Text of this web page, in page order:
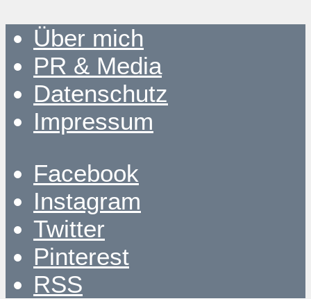
Über mich
PR & Media
Datenschutz
Impressum
Facebook
Instagram
Twitter
Pinterest
RSS